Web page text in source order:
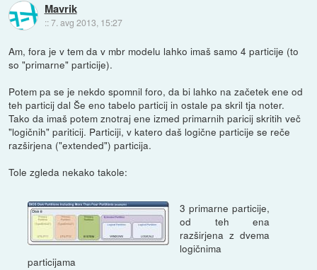
Mavrik
::7. avg 2013, 15:27
Am, fora je v tem da v mbr modelu lahko imaš samo 4 particije (to
so "primarne" particije).
Potem pa se je nekdo spomnil foro, da bi lahko na začetek ene od
teh particij dal Še eno tabelo particij in ostale pa skril tja noter.
Tako da imaš potem znotraj ene izmed primarnih paricij skritih več
"logičnih" pariticij. Particiji, v katero daš logične particije se reče
razširjena ("extended") particija.
Tole zgleda nekako takole:
3 primarne particije,
od teh ena
razširjena z dvema
logičnima
particijama